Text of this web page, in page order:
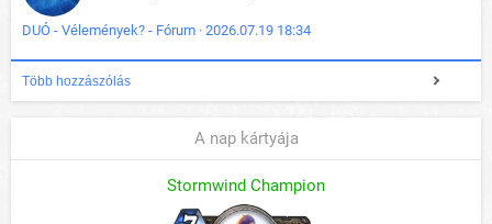
DUÓ - Vélemények? - Fórum · 2026.07.19 18:34
Több hozzászólás
A nap kártyája
Stormwind Champion